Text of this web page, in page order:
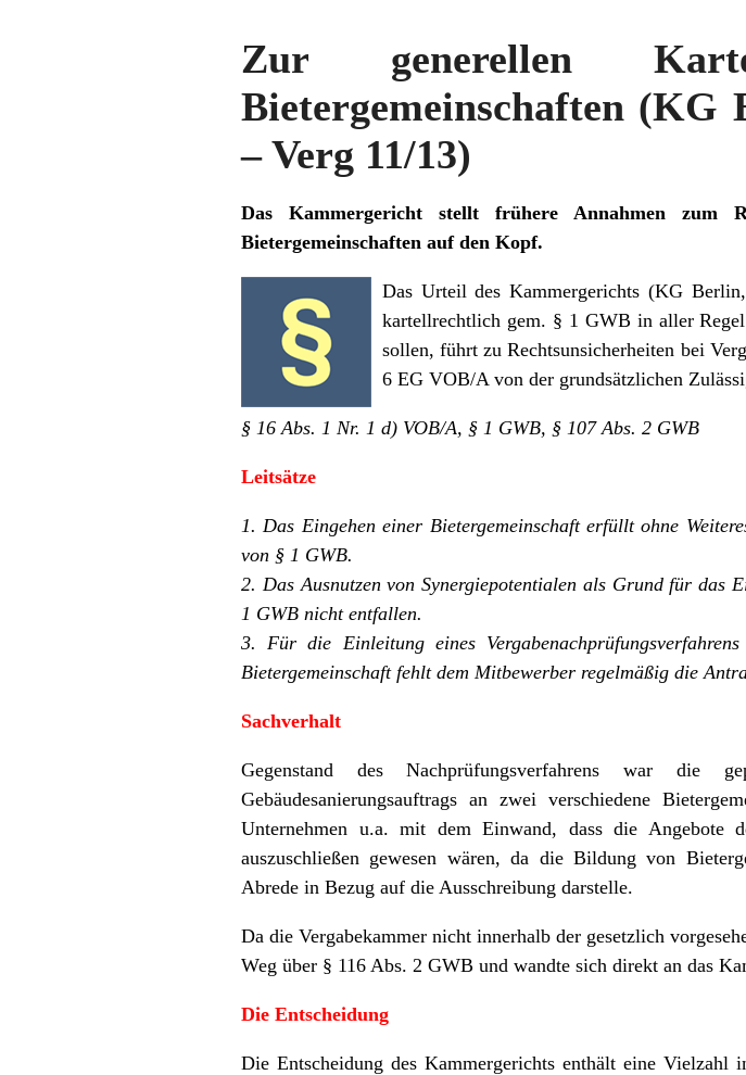
Zur generellen
Bietergemeinschaften (KG
– Verg 11/13)
Das Kammergericht stellt frühere Annahmen zum
Bietergemeinschaften auf den Kopf.
Das Urteil des Kammergerichts (KG
kartellrechtlich gem. § 1 GWB in aller
sollen, führt zu Rechtsunsicherheiten bei
6 EG VOB/A von der grundsätzlichen
§ 16 Abs. 1 Nr. 1 d) VOB/A, § 1 GWB, § 107 Abs. 2 GWB
Leitsätze
1. Das Eingehen einer Bietergemeinschaft erfüllt ohne
von § 1 GWB.
2. Das Ausnutzen von Synergiepotentialen als Grund für das
1 GWB nicht entfallen.
3. Für die Einleitung eines
Bietergemeinschaft fehlt dem Mitbewerber regelmäßig die
Sachverhalt
Gegenstand des Nachprüfungsverfahrens war die
Gebäudesanierungsauftrags an zwei verschiedene
Unternehmen u.a. mit dem Einwand, dass die Angebote
auszuschließen gewesen wären, da die Bildung von
Abrede in Bezug auf die Ausschreibung darstelle.
Da die Vergabekammer nicht innerhalb der gesetzlich
Weg über § 116 Abs. 2 GWB und wandte sich direkt an das
Die Entscheidung
Die Entscheidung des Kammergerichts enthält eine Vielzahl